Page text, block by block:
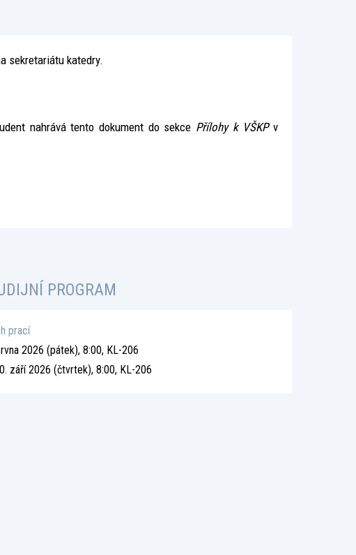
sekretariátu katedry.
nahrává tento dokument do sekce Přílohy k VŠKPv
PROGRAM
prací
2026 (pátek), 8:00, KL-206
září 2026 (čtvrtek), 8:00, KL-206